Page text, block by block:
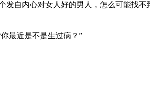
自内心对女人好的男人，怎么可能找不
最近是不是生过病？”